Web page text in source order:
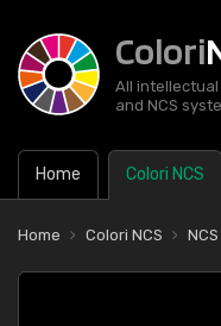
Colori
All
and NCS
Home Colori NCS
Home Colori NCS NCS